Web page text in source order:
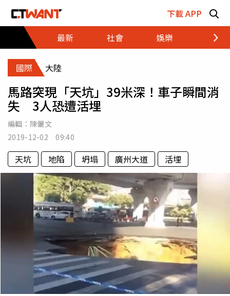
下載 APP
最新
社會 娛樂 財經
國際 大陸
馬路突現「天坑」39米深！車子瞬間消
失 3人恐遭活埋
編輯： 陳儷文
2019-12-02 09:40
天坑 地陷 坍塌 廣州大道 活埋